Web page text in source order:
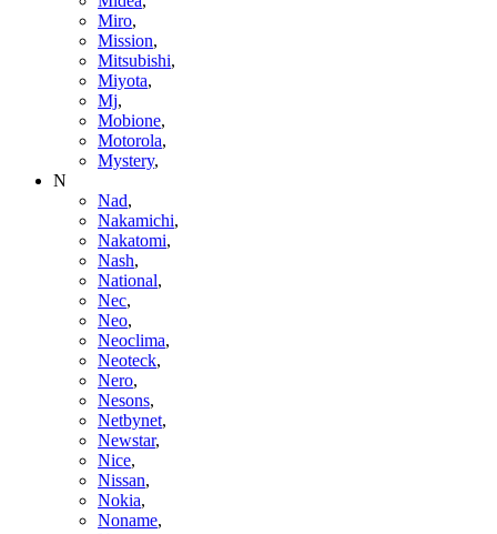
Miro,
Mission,
Mitsubishi,
Miyota,
Mj,
Mobione,
Motorola,
Mystery,
N
Nad,
Nakamichi,
Nakatomi,
Nash,
National,
Nec,
Neo,
Neoclima,
Neoteck,
Nero,
Nesons,
Netbynet,
Newstar,
Nice,
Nissan,
Nokia,
Noname,